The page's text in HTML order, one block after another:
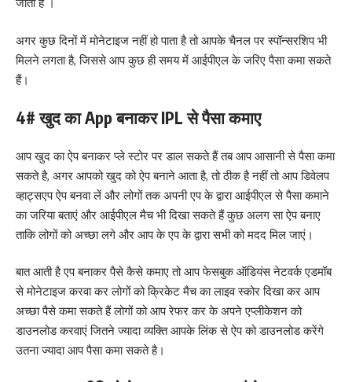
अगर कुछ दिनों में मोनेटाइज नहीं हो पाता है तो आपके चैनल पर स्पॉन्सरशिप भी
मिलने लगता है, जिससे आप कुछ ही समय में आईपीएल के जरिए पैसा कमा सकते
हैं।
4# खुद का App बनाकर IPL से पैसा कमाए
आप खुद का ऐप बनाकर प्ले स्टोर पर डाल सकते हैं तब आप आसानी से पैसा कमा
सकते है, अगर आपको खुद को ऐप बनाने आता है, तो ठीक है नहीं तो आप डिवेलप
व्हाट्सएप ऐप बनवा लें और लोगों तक अपनी एप के द्वारा आईपीएल से पैसा कमाने
का जरिया बताएं और आईपीएल मैच भी दिखा सकते हैं कुछ अलग सा ऐप बनाए
ताकि लोगों को अच्छा लगे और आप के एप के द्वारा सभी को मदद मिल जाएं।
बात आती है एप बनाकर पैसे कैसे कमाए तो आप फेसबुक ऑडियंस नेटवर्क एडमॉब
से मोनेटाइज करवा कर लोगों को क्रिकेट मैच का लाइव स्कोर दिखा कर आप
अच्छा पैसे कमा सकते हैं लोगों को आप रेफर कर के अपने एप्लीकेशन को
डाउनलोड करवाएं जितने ज्यादा व्यक्ति आपके लिंक से ऐप को डाउनलोड करेंगे
उतना ज्यादा आप पैसा कमा सकते है।